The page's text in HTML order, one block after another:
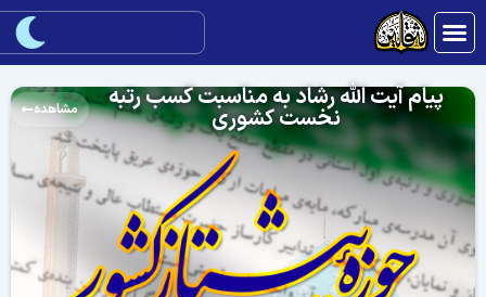
پیام آیت الله رشاد به مناسبت کسب رتبه
نخست کشوری مشاهده